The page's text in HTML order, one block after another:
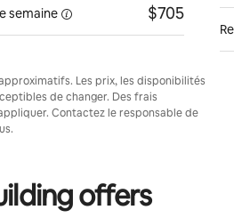
semaine $705
Les prix, les disponibilités
de changer. Des frais
Contactez le responsable de
offers